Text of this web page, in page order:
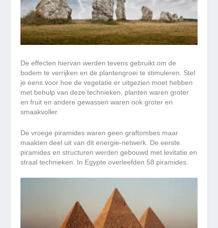
De effecten hiervan werden tevens gebruikt om de
bodem te verrijken en de plantengroei te stimuleren. Stel
je eens voor hoe de vegetatie er uitgezien moet hebben
met behulp van deze technieken, planten waren groter
en fruit en andere gewassen waren ook groter en
smaakvoller.
De vroege piramides waren geen graftombes maar
maakten deel uit van dit energie-netwerk. De eerste
piramides en structuren werden gebouwd met levitatie en
straal technieken. In Egypte overleefden 58 piramides.